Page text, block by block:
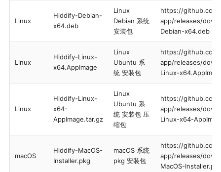
Linux
Hiddify-Debian-
x64.deb
Linux
Debian 系统
安装包
https://
app/releases/
Debian-x64.deb
Linux
Hiddify-Linux-
x64.AppImage
Linux
Ubuntu 系
统 安装包
https://
app/releases/
Linux-
Linux
Hiddify-Linux-
x64-
AppImage.tar.gz
Linux
Ubuntu 系
统 安装包 压
缩包
https://
app/releases/
Linux-x64-
macOS
Hiddify-MacOS-
Installer.pkg
macOS 系统
pkg 安装包
https://
app/releases/
MacOS-